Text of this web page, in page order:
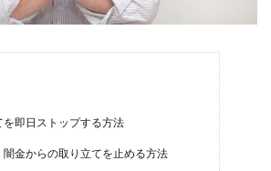
即日ストップする方法
闇金からの取り立てを止める方法